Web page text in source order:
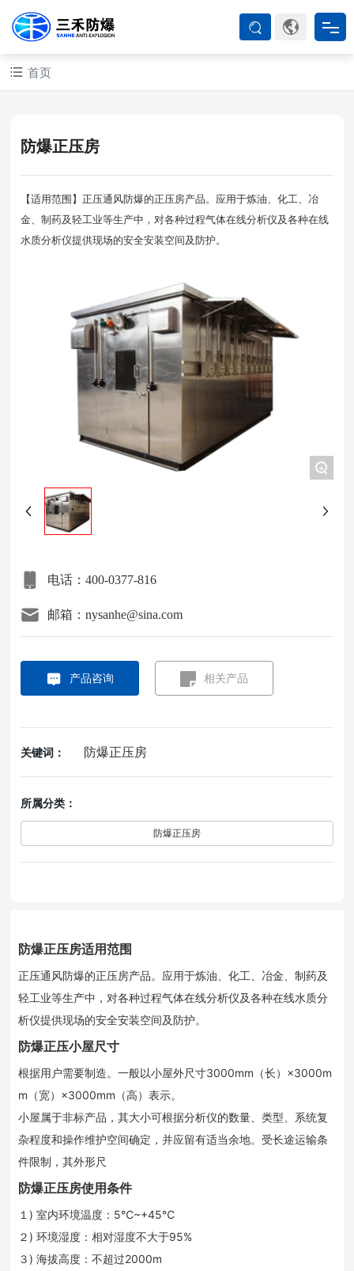
首页
ATEX系列
防爆空调
首页
防爆正压房适用范围
正压通风防爆的正压房产品。应用于炼油、化工、冶金、制药及
轻工业等生产中，对各种过程气体在线分析仪及各种在线水质分
析仪提供现场的安全安装空间及防护。
防爆正压小屋尺寸
根据用户需要制造。一般以小屋外尺寸3000mm（长）×3000m
m（宽）×3000mm（高）表示。
小屋属于非标产品，其大小可根据分析仪的数量、类型、系统复
杂程度和操作维护空间确定，并应留有适当余地。受长途运输条
件限制，其外形尺
防爆正压房使用条件
１) 室内环境温度：5℃~+45℃
２) 环境湿度：相对湿度不大于95%
３) 海拔高度：不超过2000m
防爆正压房
【适用范围】正压通风防爆的正压房产品。应用于炼油、化工、冶
金、制药及轻工业等生产中，对各种过程气体在线分析仪及各种在线
水质分析仪提供现场的安全安装空间及防护。
+
电话：400-0377-816
邮箱：nysanhe@sina.com
产品咨询 相关产品
关键词： 防爆正压房
所属分类：
防爆正压房